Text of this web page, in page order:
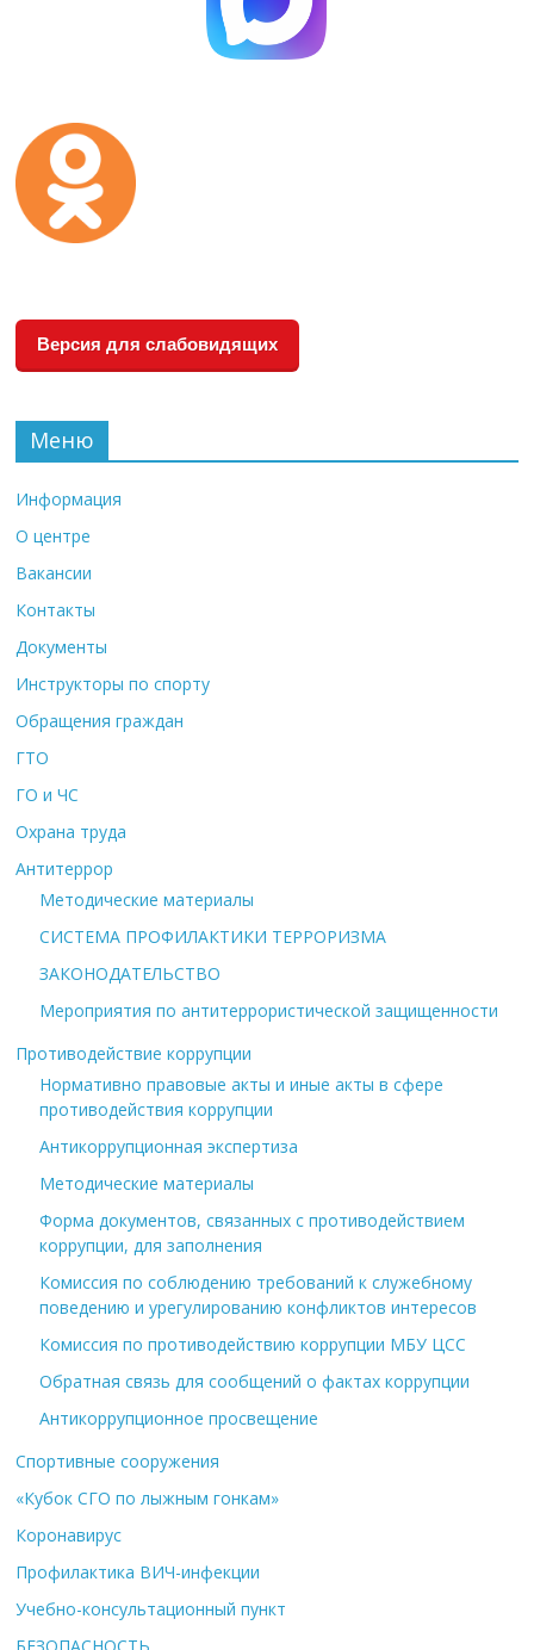
Версия для слабовидящих
Меню
Информация
О центре
Вакансии
Контакты
Документы
Инструкторы по спорту
Обращения граждан
ГТО
ГО и ЧС
Охрана труда
Антитеррор
Методические материалы
СИСТЕМА ПРОФИЛАКТИКИ ТЕРРОРИЗМА
ЗАКОНОДАТЕЛЬСТВО
Мероприятия по антитеррористической защищенности
Противодействие коррупции
Нормативно правовые акты и иные акты в сфере
противодействия коррупции
Антикоррупционная экспертиза
Методические материалы
Форма документов, связанных с противодействием
коррупции, для заполнения
Комиссия по соблюдению требований к служебному
поведению и урегулированию конфликтов интересов
Комиссия по противодействию коррупции МБУ ЦСС
Обратная связь для сообщений о фактах коррупции
Антикоррупционное просвещение
Спортивные сооружения
«Кубок СГО по лыжным гонкам»
Коронавирус
Профилактика ВИЧ-инфекции
Учебно-консультационный пункт